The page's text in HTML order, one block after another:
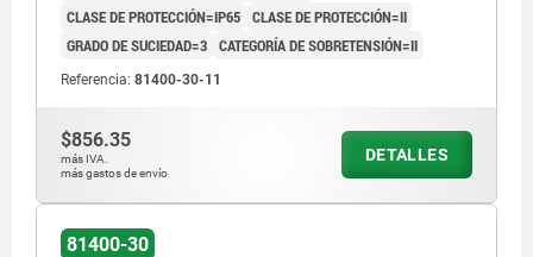
CLASE DE PROTECCIÓN=IP65 CLASE DE PROTECCIÓN=II
GRADO DE SUCIEDAD=3 CATEGORÍA DE SOBRETENSIÓN=II
Referencia: 81400-30-11
$856.35
más IVA.
más gastos de envío
DETALLES
81400-30